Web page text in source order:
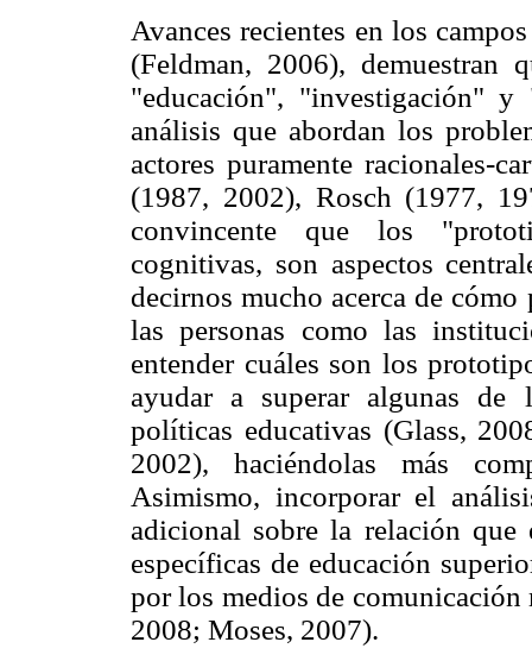
Avances recientes en los
(Feldman, 2006), demuestran
"educación", "investigación"
análisis que abordan los
actores puramente racionales-
(1987, 2002), Rosch (1977,
convincente que los
cognitivas, son aspectos
decirnos mucho acerca de
las personas como las
entender cuáles son los
ayudar a superar algunas
políticas educativas (Glass,
2002), haciéndolas más
Asimismo, incorporar el
adicional sobre la relación
específicas de educación
por los medios de
2008; Moses, 2007).